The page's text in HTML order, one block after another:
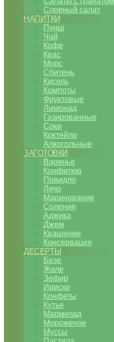
Слоеный салат
НАПИТКИ
Пунш
Чай
Кофе
Квас
Морс
Сбитень
Кисель
Компоты
Фруктовые
Лимонад
Газированные
Соки
Коктейли
Алкогольные
ЗАГОТОВКИ
Варенье
Конфитюр
Повидло
Лечо
Маринование
Соление
Аджика
Джем
Квашение
Консервация
ДЕСЕРТЫ
Безе
Желе
Зефир
Ириски
Конфеты
Кутья
Мармелад
Мороженое
Муссы